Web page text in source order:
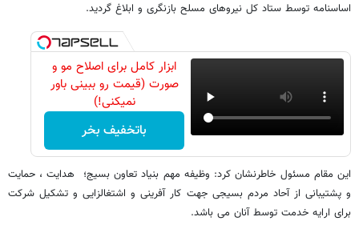
اساسنامه توسط ستاد کل نیروهای مسلح بازنگری و ابلاغ گردید.
ابزار کامل برای اصلاح مو و
صورت (قیمت رو ببینی باور
نمیکنی!)
باتخفیف بخر
این مقام مسئول خاطرنشان کرد: وظیفه مهم بنیاد تعاون بسیج؛ هدایت ، حمایت
و پشتیبانی از آحاد مردم بسیجی جهت کار آفرینی و اشتغالزایی و تشکیل شرکت
برای ارایه خدمت توسط آنان می باشد.